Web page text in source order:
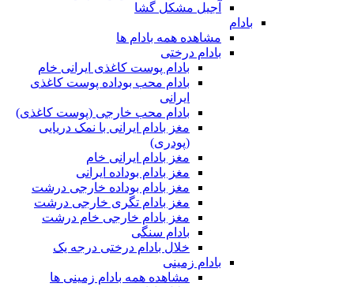
آجیل مشکل گشا
بادام
مشاهده همه بادام ها
بادام درختی
بادام پوست کاغذی ایرانی خام
بادام محب بوداده پوست کاغذی
ایرانی
بادام محب خارجی (پوست کاغذی)
مغز بادام ایرانی با نمک دریایی
(پودری)
مغز بادام ایرانی خام
مغز بادام بوداده ایرانی
مغز بادام بوداده خارجی درشت
مغز بادام تگری خارجی درشت
مغز بادام خارجی خام درشت
بادام سنگی
خلال بادام درختی درجه یک
بادام زمینی
مشاهده همه بادام زمینی ها